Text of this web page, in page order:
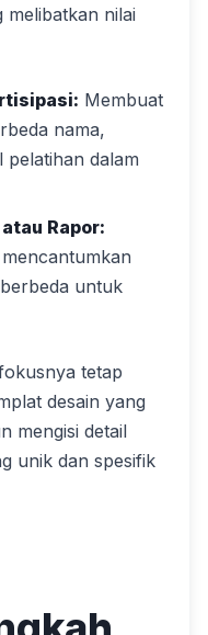
nilai
Membuat
nama,
pelatihan dalam
Rapor:
untuk
tetap
desain yang
mengisi detail
unik dan spesifik